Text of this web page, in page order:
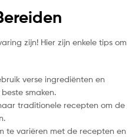
zijn! Hier zijn enkele tips om
verse ingrediënten en
smaken.
traditionele recepten om de
te variëren met de recepten en